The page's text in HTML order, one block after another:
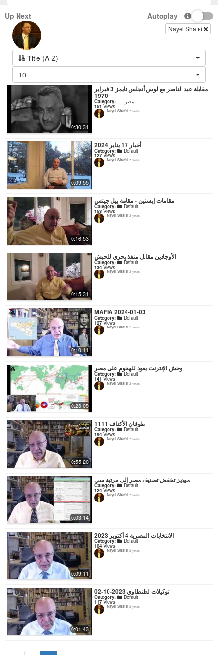
Up Next Autoplay
Nayel Shafei
Title (A-Z)
10
0:30:31
مقابلة عبد الناصر مع لوس أنجلس تايمز 3 فبراير
1970
Category: مصر
151 Views
Nayel Shafei 2 years
0:09:55
أخبار 17 يناير 2024
Category: Default
127Views
Nayel Shafei 2 years
0:16:53
مقامات إبستين - مقامة بيل جيتس
Category: Default
153 Views
Nayel Shafei 2 years
0:15:31
الأوجادين مقابل منفذ بحري للحبش
Category: Default
134 Views
Nayel Shafei 2 years
0:10:11
MAFIA 2024-01-03
Category: Default
127Views
Nayel Shafei 2 years
0:23:05
وحش الإنترنت يعود للهجوم على مصر
Category: Default
141 Views
Nayel Shafei 2 years
0:55:20
1111|طوفان الأكناف
Category: Default
194 Views
Nayel Shafei 2 years
0:03:14
موديز تخفض تصنيف مصر إلى مرتبة سي
Category: Default
124 Views
Nayel Shafei 2 years
0:09:11
الانتخابات المصرية 4 أكتوبر 2023
Category: Default
104 Views
Nayel Shafei 2 years
0:01:43
توكيلات لطنطاوي 2023-10-02
Category: Default
117Views
Nayel Shafei 2 years